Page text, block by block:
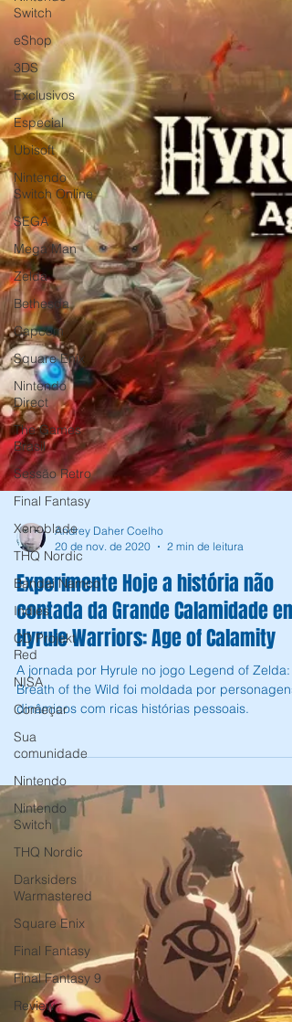
Switch
eShop
3DS
Exclusivos
Especial
Ubisoft
Nintendo
Switch Online
SEGA
Mega Man
Zelda
Bethesda
Capcom
Square Enix
Nintendo
Direct
The Games
Brasil
Sessão Retro
Final Fantasy
Xenoblade
THQ Nordic
Bandai Namco
Indies
CD Projekt
Red
NISA
Começar
Sua
comunidade
Nintendo
Nintendo
Switch
THQ Nordic
Darksiders
Warmastered
Square Enix
Final Fantasy
Final Fantasy 9
Review
20 de nov. de 2020
2 min de leitura
Experimente Hoje a história não
contada da Grande Calamidade em
Hyrule Warriors: Age of Calamity
A jornada por Hyrule no jogo Legend of Zelda:
dinâmicos com ricas histórias pessoais.